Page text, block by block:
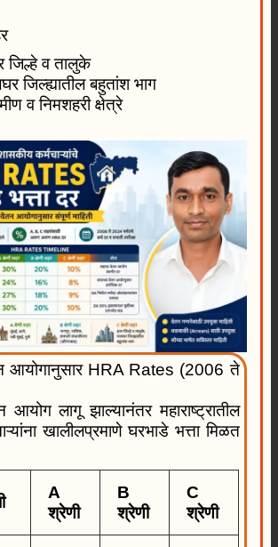
जिल्हे व तालुके
जिल्ह्यातील बहुतांश भाग
व निमशहरी क्षेत्रे
आयोगानुसार HRA Rates (2006 ते
आयोग लागू झाल्यानंतर महाराष्ट्रातील
खालीलप्रमाणे घरभाडे भत्ता मिळत
A
श्रेणी
B
श्रेणी
C
श्रेणी